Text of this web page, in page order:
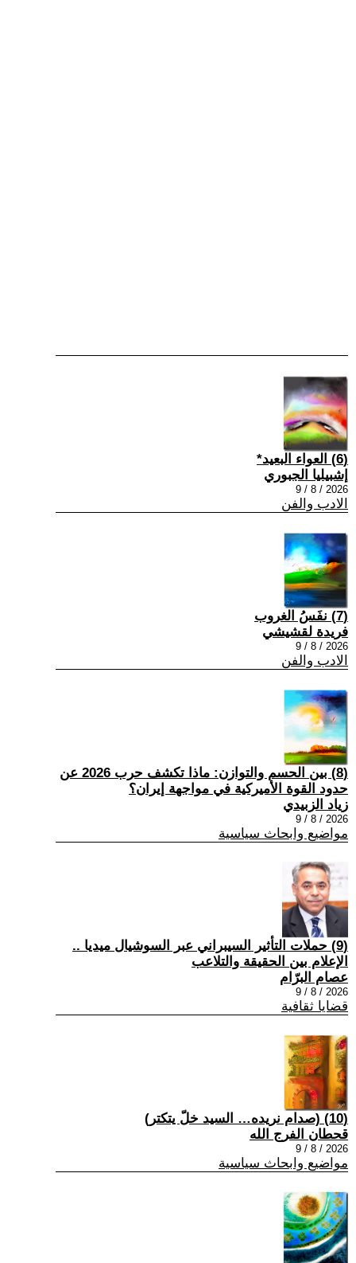
(6) العواء البعيد*
إشبيليا الجبوري
2026 / 8 / 9
الادب والفن
(7) نفَسُ الغروب
فريدة لقشيشي
2026 / 8 / 9
الادب والفن
(8) بين الحسم والتوازن: ماذا تكشف حرب 2026 عن
حدود القوة الأميركية في مواجهة إيران؟
زياد الزبيدي
2026 / 8 / 9
مواضيع وابحاث سياسية
(9) حملات التأثير السيبراني عبر السوشيال ميديا ..
الإعلام بين الحقيقة والتلاعب
عصام البرّام
2026 / 8 / 9
قضايا ثقافية
(10) (صدام نريده… السيد خلّ يتكتر)
قحطان الفرج الله
2026 / 8 / 9
مواضيع وابحاث سياسية